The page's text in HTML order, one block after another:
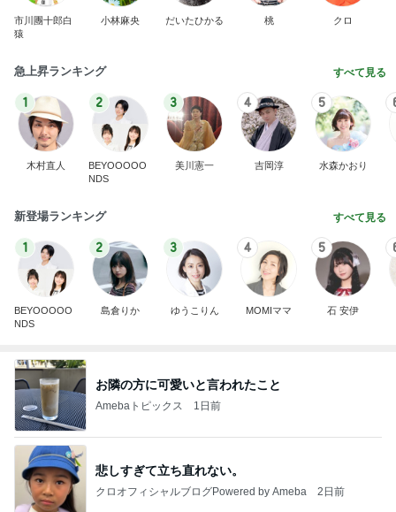
市川團十郎白
猿
小林麻央 だいたひかる 桃 クロ
急上昇ランキング すべて見る
1
木村直人
2
BEYOOOOO
NDS
3
美川憲一
4
吉岡淳
5
水森かおり
新登場ランキング すべて見る
1
BEYOOOOO
NDS
2
島倉りか
3
ゆうこりん
4
MOMIママ
5
石 安伊
お隣の方に可愛いと言われたこと
Amebaトピックス 1日前
悲しすぎて立ち直れない。
クロオフィシャルブログPowered by Ameba 2日前